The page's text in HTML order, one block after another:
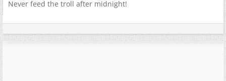
Never feed the troll after midnight!